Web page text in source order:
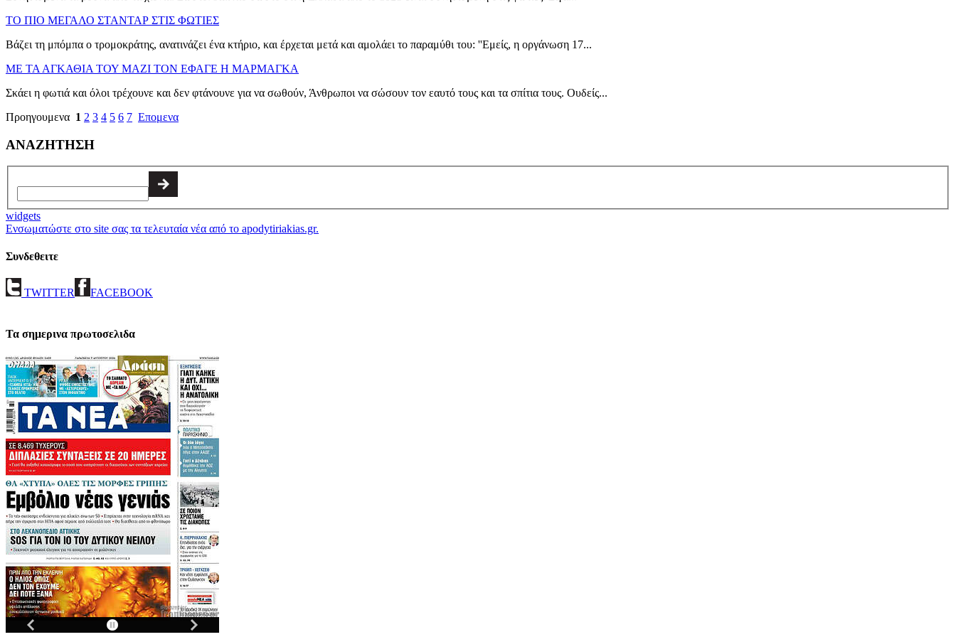
ΤΟ ΠΙΟ ΜΕΓΑΛΟ ΣΤΑΝΤΑΡ ΣΤΙΣ ΦΩΤΙΕΣ
Βάζει τη μπόμπα ο τρομοκράτης, ανατινάζει ένα κτήριο, και έρχεται μετά και αμολάει το παραμύθι του: ''Εμείς, η οργάνωση 17...
ΜΕ ΤΑ ΑΓΚΑΘΙΑ ΤΟΥ ΜΑΖΙ ΤΟΝ ΕΦΑΓΕ Η ΜΑΡΜΑΓΚΑ
Σκάει η φωτιά και όλοι τρέχουνε και δεν φτάνουνε για να σωθούν, Άνθρωποι να σώσουν τον εαυτό τους και τα σπίτια τους. Ουδείς...
Προηγουμενα 1 2 3 4 5 6 7 Επομενα
ΑΝΑΖΗΤΗΣΗ
widgets
Ενσωματώστε στο site σας τα τελευταία νέα από το apodytiriakias.gr.
Συνδεθειτε
TWITTER FACEBOOK
Τα σημερινα πρωτοσελιδα